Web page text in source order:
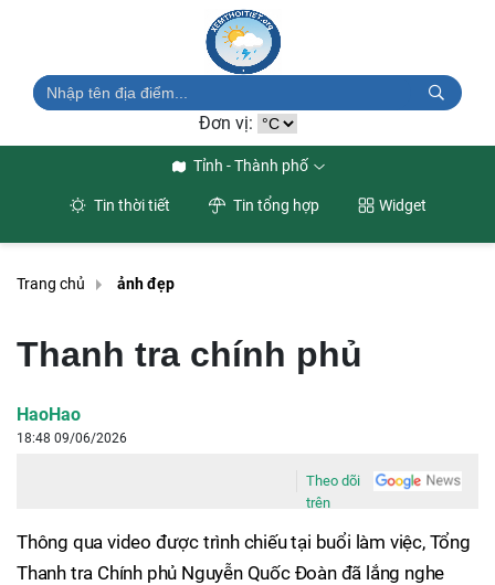
Đơn vị:
Tỉnh - Thành phố
Tin thời tiết Tin tổng hợp Widget
Trang chủ ảnh đẹp
Thanh tra chính phủ
HaoHao
18:48 09/06/2026
Theo dõi
trên
Thông qua video được trình chiếu tại buổi làm việc, Tổng
Thanh tra Chính phủ Nguyễn Quốc Đoàn đã lắng nghe